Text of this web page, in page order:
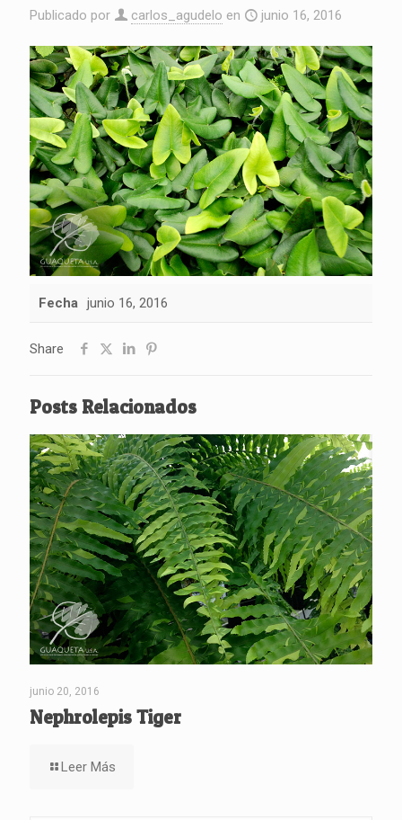
Publicado por carlos_agudelo en junio 16, 2016
Fecha junio 16, 2016
Share
Posts Relacionados
junio 20, 2016
Nephrolepis Tiger
Leer Más